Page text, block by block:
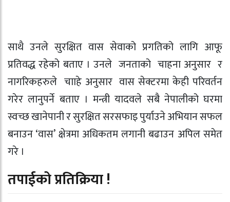
साथै उनले सुरक्षित वास सेवाको प्रगतिको लागि आफू
प्रतिवद्ध रहेको बताए । उनले जनताको चाहना अनुसार र
नागरिकहरुले चााहे अनुसार वास सेक्टरमा केही परिवर्तन
गरेर लानुपर्ने बताए । मन्त्री यादवले सबै नेपालीको घरमा
स्वच्छ खानेपानी र सुरक्षित सरसफाइ पुर्याउने अभियान सफल
बनाउन ‘वास’ क्षेत्रमा अधिकतम लगानी बढाउन अपिल समेत
गरे ।
तपाईको प्रतिक्रिया !